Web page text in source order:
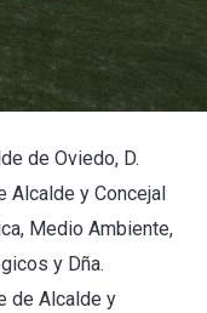
de Oviedo, D.
Alcalde y Concejal
Medio Ambiente,
y Dña.
de Alcalde y